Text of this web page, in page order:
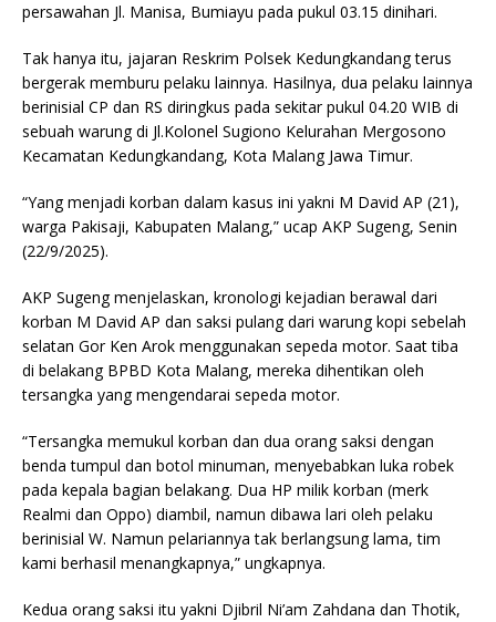
persawahan Jl. Manisa, Bumiayu pada pukul 03.15 dinihari.
Tak hanya itu, jajaran Reskrim Polsek Kedungkandang terus
bergerak memburu pelaku lainnya. Hasilnya, dua pelaku lainnya
berinisial CP dan RS diringkus pada sekitar pukul 04.20 WIB di
sebuah warung di Jl.Kolonel Sugiono Kelurahan Mergosono
Kecamatan Kedungkandang, Kota Malang Jawa Timur.
“Yang menjadi korban dalam kasus ini yakni M David AP (21),
warga Pakisaji, Kabupaten Malang,” ucap AKP Sugeng, Senin
(22/9/2025).
AKP Sugeng menjelaskan, kronologi kejadian berawal dari
korban M David AP dan saksi pulang dari warung kopi sebelah
selatan Gor Ken Arok menggunakan sepeda motor. Saat tiba
di belakang BPBD Kota Malang, mereka dihentikan oleh
tersangka yang mengendarai sepeda motor.
“Tersangka memukul korban dan dua orang saksi dengan
benda tumpul dan botol minuman, menyebabkan luka robek
pada kepala bagian belakang. Dua HP milik korban (merk
Realmi dan Oppo) diambil, namun dibawa lari oleh pelaku
berinisial W. Namun pelariannya tak berlangsung lama, tim
kami berhasil menangkapnya,” ungkapnya.
Kedua orang saksi itu yakni Djibril Ni’am Zahdana dan Thotik,